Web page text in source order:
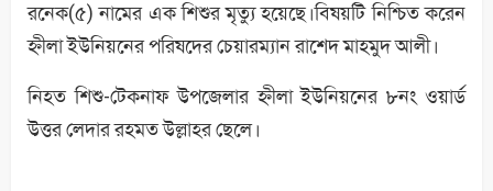
রনেক(৫) নামের এক শিশুর মৃত্যু হয়েছে।বিষয়টি নিশ্চিত করেন
হ্নীলা ইউনিয়নের পরিষদের চেয়ারম্যান রাশেদ মাহমুদ আলী।
নিহত শিশু-টেকনাফ উপজেলার হ্নীলা ইউনিয়নের ৮নং ওয়ার্ড
উত্তর লেদার রহমত উল্লাহর ছেলে।